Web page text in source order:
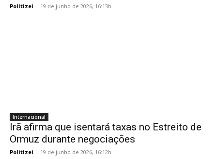
Politizei - 19 de junho de 2026, 16:13h
Internacional
Irã afirma que isentará taxas no Estreito de
Ormuz durante negociações
Politizei - 19 de junho de 2026, 16:12h